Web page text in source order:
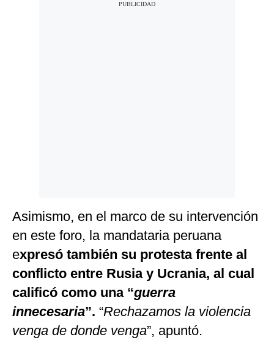
Asimismo, en el marco de su intervención
en este foro, la mandataria peruana
expresó también su protesta frente al
conflicto entre Rusia y Ucrania, al cual
calificó como una “guerra
innecesaria”. “Rechazamos la violencia
venga de donde venga”, apuntó.